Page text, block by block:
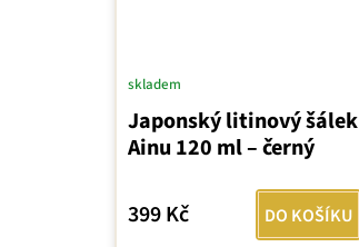
Japonský litinový šálek
Ainu 120 ml – černý
skladem
399 Kč DO KOŠÍKU